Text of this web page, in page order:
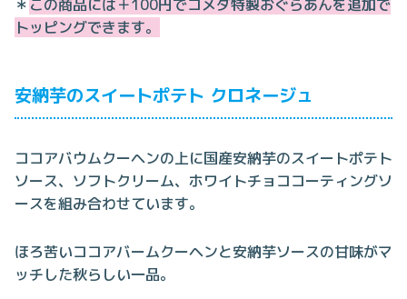
＊ この商品には＋100円でコメダ特製おぐらあんを追加で
トッピングできます。
安納芋のスイートポテト クロネージュ
ココアバウムクーヘンの上に国産安納芋のスイートポテト
ソース、ソフトクリーム、ホワイトチョココーティングソ
ースを組み合わせています。
ほろ苦いココアバームクーヘンと安納芋ソースの甘味がマ
ッチした秋らしい一品。